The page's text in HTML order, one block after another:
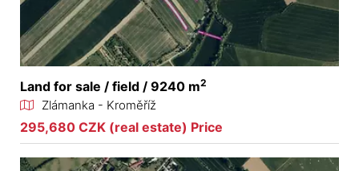
Land for sale / field / 9240 m2
Zlámanka - Kroměříž
295,680 CZK (real estate) Price